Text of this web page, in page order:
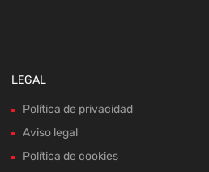
LEGAL
Política de privacidad
Aviso legal
Política de cookies